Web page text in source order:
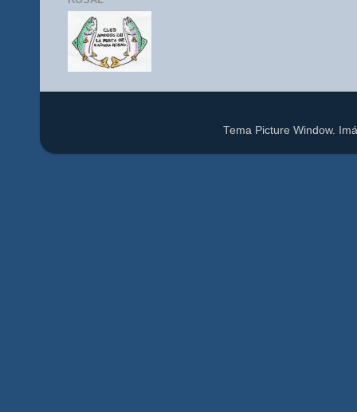
Tema Picture Window.